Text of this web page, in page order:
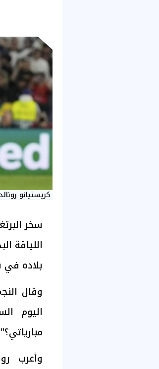
كريستيانو
سخر
اللياقة
بلاده في
اليوم
وأعرب